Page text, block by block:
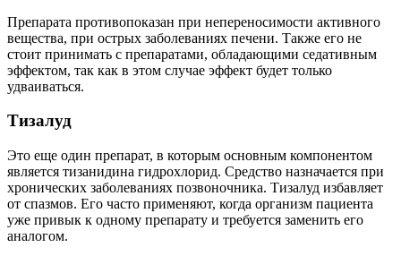
Препарата противопоказан при непереносимости активного
вещества, при острых заболеваниях печени. Также его не
стоит принимать с препаратами, обладающими седативным
эффектом, так как в этом случае эффект будет только
удваиваться.
Тизалуд
Это еще один препарат, в которым основным компонентом
является тизанидина гидрохлорид. Средство назначается при
хронических заболеваниях позвоночника. Тизалуд избавляет
от спазмов. Его часто применяют, когда организм пациента
уже привык к одному препарату и требуется заменить его
аналогом.